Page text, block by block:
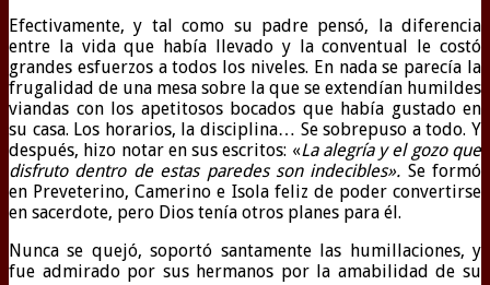
Efectivamente, y tal como su padre pensó, la diferencia
entre la vida que había llevado y la conventual le costó
grandes esfuerzos a todos los niveles. En nada se parecía la
frugalidad de una mesa sobre la que se extendían humildes
viandas con los apetitosos bocados que había gustado en
su casa. Los horarios, la disciplina… Se sobrepuso a todo. Y
después, hizo notar en sus escritos: «La alegría y el gozo que
disfruto dentro de estas paredes son indecibles». Se formó
en Preveterino, Camerino e Isola feliz de poder convertirse
en sacerdote, pero Dios tenía otros planes para él.
Nunca se quejó, soportó santamente las humillaciones, y
fue admirado por sus hermanos por la amabilidad de su